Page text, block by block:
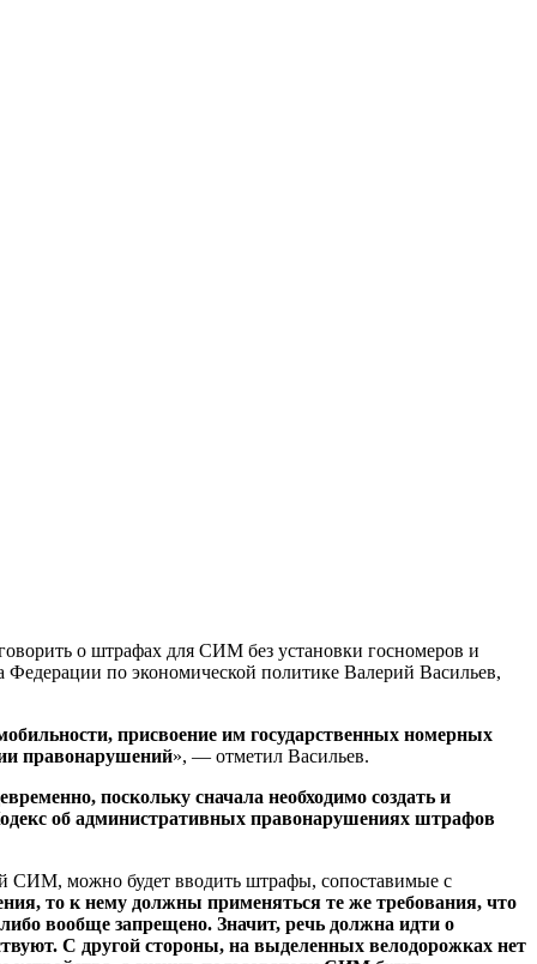
о штрафах для СИМ без установки госномеров и
по экономической политике Валерий Васильев,
присвоение им государственных номерных
правонарушений», — отметил Васильев.
поскольку сначала необходимо создать и
об административных правонарушениях штрафов
СИМ, можно будет вводить штрафы, сопоставимые с
то к нему должны применяться те же требования, что
вообще запрещено. Значит, речь должна идти о
С другой стороны, на выделенных велодорожках нет